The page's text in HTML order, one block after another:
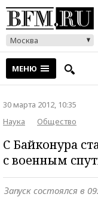
Москва
МЕНЮ
30 марта 2012, 10:35
Наука
Общество
С Байконура
с военным
Запуск состоялся в